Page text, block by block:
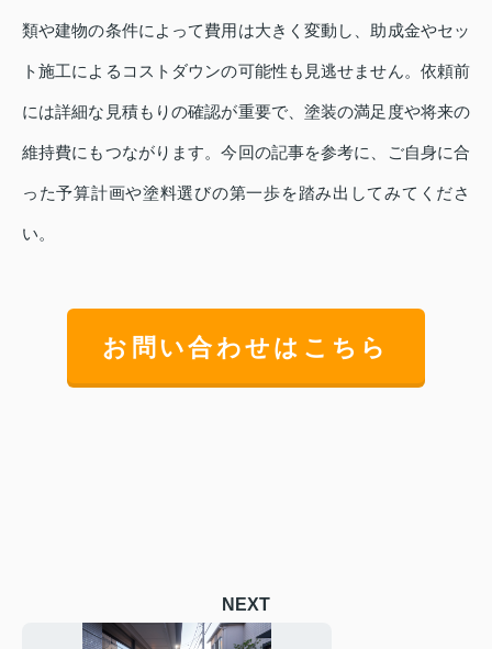
類や建物の条件によって費用は大きく変動し、助成金やセッ
ト施工によるコストダウンの可能性も見逃せません。依頼前
には詳細な見積もりの確認が重要で、塗装の満足度や将来の
維持費にもつながります。今回の記事を参考に、ご自身に合
った予算計画や塗料選びの第一歩を踏み出してみてくださ
い。
お問い合わせはこちら
NEXT